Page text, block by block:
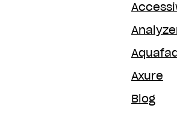
Axure
Blog